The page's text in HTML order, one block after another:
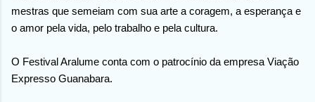
mestras que semeiam com sua arte a coragem, a esperança e
o amor pela vida, pelo trabalho e pela cultura.
O Festival Aralume conta com o patrocínio da empresa Viação
Expresso Guanabara.